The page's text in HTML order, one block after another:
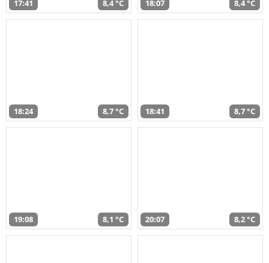
17:41 8,4 °C 18:07 8,4 °C
18:24 8,7 °C 18:41 8,7 °C
19:08 8,1 °C 20:07 8,2 °C